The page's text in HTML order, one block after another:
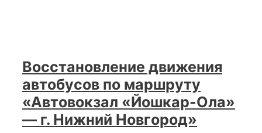
Восстановление движения
автобусов по маршруту
«Автовокзал «Йошкар-Ола»
— г. Нижний Новгород»